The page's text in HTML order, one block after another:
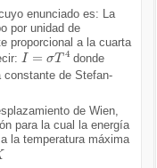
enunciado es: La
por unidad de
proporcional a la cuarta
I=σT4
donde
constante de Stefan-
de Wien,
para la cual la energía
la temperatura máxima